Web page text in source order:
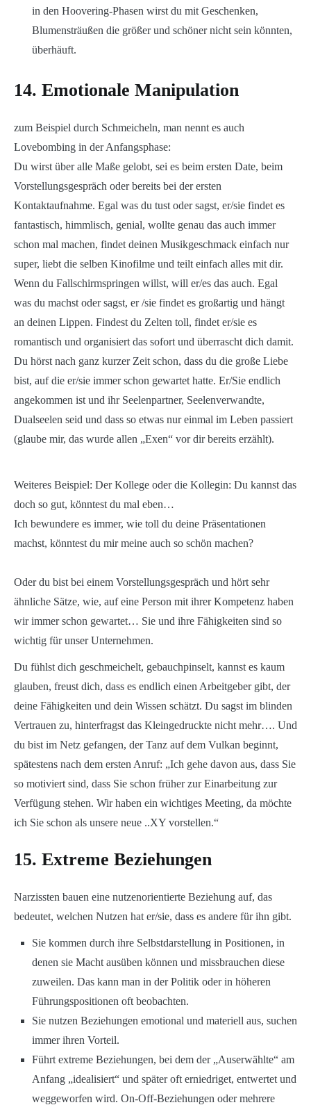
in den Hoovering-Phasen wirst du mit Geschenken,
Blumensträußen die größer und schöner nicht sein könnten,
überhäuft.
14. Emotionale Manipulation
zum Beispiel durch Schmeicheln, man nennt es auch
Lovebombing in der Anfangsphase:
Du wirst über alle Maße gelobt, sei es beim ersten Date, beim
Vorstellungsgespräch oder bereits bei der ersten
Kontaktaufnahme. Egal was du tust oder sagst, er/sie findet es
fantastisch, himmlisch, genial, wollte genau das auch immer
schon mal machen, findet deinen Musikgeschmack einfach nur
super, liebt die selben Kinofilme und teilt einfach alles mit dir.
Wenn du Fallschirmspringen willst, will er/es das auch. Egal
was du machst oder sagst, er /sie findet es großartig und hängt
an deinen Lippen. Findest du Zelten toll, findet er/sie es
romantisch und organisiert das sofort und überrascht dich damit.
Du hörst nach ganz kurzer Zeit schon, dass du die große Liebe
bist, auf die er/sie immer schon gewartet hatte. Er/Sie endlich
angekommen ist und ihr Seelenpartner, Seelenverwandte,
Dualseelen seid und dass so etwas nur einmal im Leben passiert
(glaube mir, das wurde allen „Exen“ vor dir bereits erzählt).
Weiteres Beispiel: Der Kollege oder die Kollegin: Du kannst das
doch so gut, könntest du mal eben…
Ich bewundere es immer, wie toll du deine Präsentationen
machst, könntest du mir meine auch so schön machen?
Oder du bist bei einem Vorstellungsgespräch und hört sehr
ähnliche Sätze, wie, auf eine Person mit ihrer Kompetenz haben
wir immer schon gewartet… Sie und ihre Fähigkeiten sind so
wichtig für unser Unternehmen.
Du fühlst dich geschmeichelt, gebauchpinselt, kannst es kaum
glauben, freust dich, dass es endlich einen Arbeitgeber gibt, der
deine Fähigkeiten und dein Wissen schätzt. Du sagst im blinden
Vertrauen zu, hinterfragst das Kleingedruckte nicht mehr…. Und
du bist im Netz gefangen, der Tanz auf dem Vulkan beginnt,
spätestens nach dem ersten Anruf: „Ich gehe davon aus, dass Sie
so motiviert sind, dass Sie schon früher zur Einarbeitung zur
Verfügung stehen. Wir haben ein wichtiges Meeting, da möchte
ich Sie schon als unsere neue ..XY vorstellen.“
15. Extreme Beziehungen
Narzissten bauen eine nutzenorientierte Beziehung auf, das
bedeutet, welchen Nutzen hat er/sie, dass es andere für ihn gibt.
Sie kommen durch ihre Selbstdarstellung in Positionen, in
denen sie Macht ausüben können und missbrauchen diese
zuweilen. Das kann man in der Politik oder in höheren
Führungspositionen oft beobachten.
Sie nutzen Beziehungen emotional und materiell aus, suchen
immer ihren Vorteil.
Führt extreme Beziehungen, bei dem der „Auserwählte“ am
Anfang „idealisiert“ und später oft erniedriget, entwertet und
weggeworfen wird. On-Off-Beziehungen oder mehrere